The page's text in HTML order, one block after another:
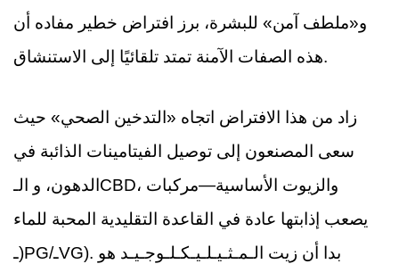
و«ملطف آمن» للبشرة، برز افتراض خطير مفاده أن
هذه الصفات الآمنة تمتد تلقائيًا إلى الاستنشاق.
زاد من هذا الافتراض اتجاه «التدخين الصحي» حيث
سعى المصنعون إلى توصيل الفيتامينات الذائبة في
الدهون، و الـCBD، والزيوت الأساسية—مركبات
يصعب إذابتها عادة في القاعدة التقليدية المحبة للماء
(ـPG/ـVG). بدا أن زيت الـمـثـيـلـيـكـلـوجـيـد هو